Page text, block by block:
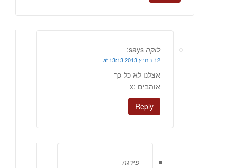
לוקה says:
12 במרץ 2013 at 13:13
אצלנו לא כל-כך
אוהבים :x
Reply
פירגה